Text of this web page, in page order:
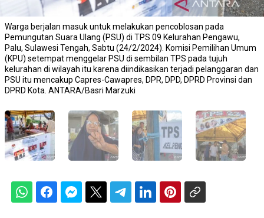
Warga berjalan masuk untuk melakukan pencoblosan pada
Pemungutan Suara Ulang (PSU) di TPS 09 Kelurahan Pengawu,
Palu, Sulawesi Tengah, Sabtu (24/2/2024). Komisi Pemilihan Umum
(KPU) setempat menggelar PSU di sembilan TPS pada tujuh
kelurahan di wilayah itu karena diindikasikan terjadi pelanggaran dan
PSU itu mencakup Capres-Cawapres, DPR, DPD, DPRD Provinsi dan
DPRD Kota. ANTARA/Basri Marzuki